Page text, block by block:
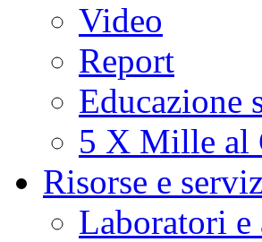
Video
Report
Educazione
5 X Mille al
Risorse e
Laboratori e